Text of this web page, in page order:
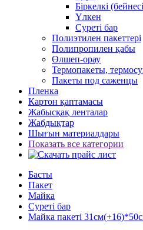
Біркелкі
Үлкен
Суреті бар
Полиэтилен пакеттері
Полипропилен қабы
Өлшеп-орау
Термопакеты,
Пакеты под саженцы
Пленка
Картон қаптамасы
Жабысқақ ленталар
Жабдықтар
Шығын материалдары
Показать все категории
Басты
Пакет
Майка
Суреті бар
Майка пакеті